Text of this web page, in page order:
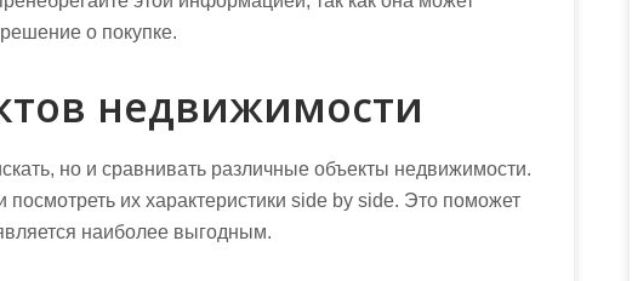
о покупке.
недвижимости
но и сравнивать различные объекты недвижимости.
их характеристики side by side. Это поможет
наиболее выгодным.